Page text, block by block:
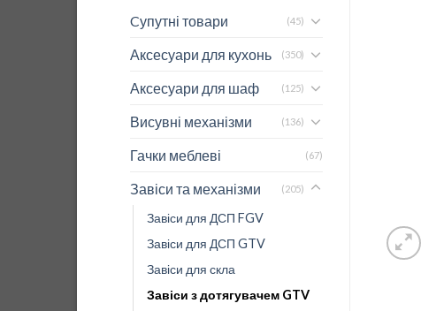
Cупутні товари (45)
Аксесуари для кухонь (350)
Аксесуари для шаф (125)
Висувні механізми (136)
Гачки меблеві (67)
Завіси та механізми (205)
Завіси для ДСП FGV
Завіси для ДСП GTV
Завіси для скла
Завіси з дотягувачем GTV